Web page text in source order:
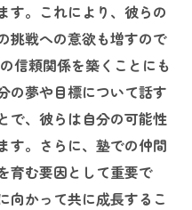
す。これにより、彼らの
挑戦への意欲も増すので
信頼関係を築くことにも
の夢や目標について話す
で、彼らは自分の可能性
す。さらに、塾での仲間
育む要因として重要で
向かって共に成長するこ